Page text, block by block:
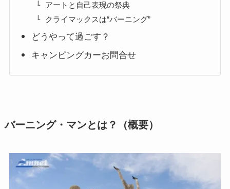
アートと自己表現の祭典
クライマックスは“バーニング”
どうやって過ごす？
キャンピングカーお問合せ
バーニング・マンとは？（概要）